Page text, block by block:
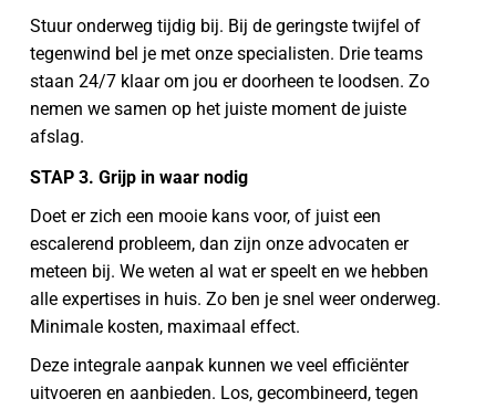
Stuur onderweg tijdig bij. Bij de geringste twijfel of
tegenwind bel je met onze specialisten. Drie teams
staan 24/7 klaar om jou er doorheen te loodsen. Zo
nemen we samen op het juiste moment de juiste
afslag.
STAP 3. Grijp in waar nodig
Doet er zich een mooie kans voor, of juist een
escalerend probleem, dan zijn onze advocaten er
meteen bij. We weten al wat er speelt en we hebben
alle expertises in huis. Zo ben je snel weer onderweg.
Minimale kosten, maximaal effect.
Deze integrale aanpak kunnen we veel efficiënter
uitvoeren en aanbieden. Los, gecombineerd, tegen